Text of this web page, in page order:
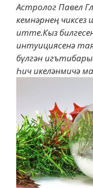
Астролог Павел
кемнәрнең
итте.Кыз
интуициясенә
бүлгән
Һич икеләнмичә